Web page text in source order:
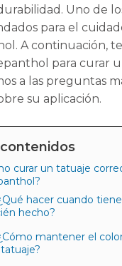
Uno de
para el
A continuación,
para curar
a las preguntas
su aplicación.
curar un tatuaje
hacer cuando
hecho?
mantener el